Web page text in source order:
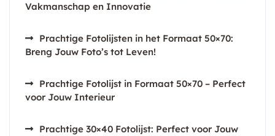
Vakmanschap en Innovatie
Prachtige Fotolijsten in het Formaat 50×70:
Breng Jouw Foto’s tot Leven!
Prachtige Fotolijst in Formaat 50×70 – Perfect
voor Jouw Interieur
Prachtige 30×40 Fotolijst: Perfect voor Jouw